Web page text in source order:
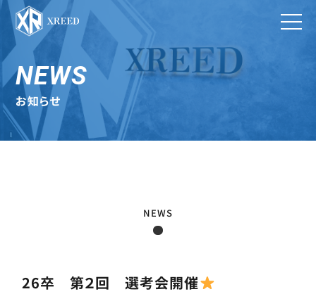
NEWS
お知らせ
26卒 第２回 選考会開催
NEWS